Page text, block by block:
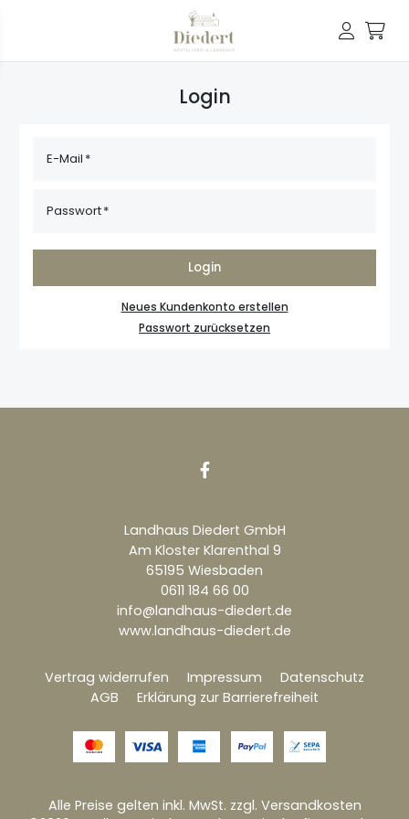
Login
E-Mail
Passwort
Login
Neues Kundenkonto erstellen
Passwort zurücksetzen

Landhaus Diedert GmbH
Am Kloster Klarenthal 9
65195 Wiesbaden
0611 184 66 00
info@landhaus-diedert.de
www.landhaus-diedert.de
Vertrag widerrufen Impressum
Datenschutz
AGB
Erklärung zur Barrierefreiheit
Alle Preise gelten inkl. MwSt. zzgl. Versandkosten